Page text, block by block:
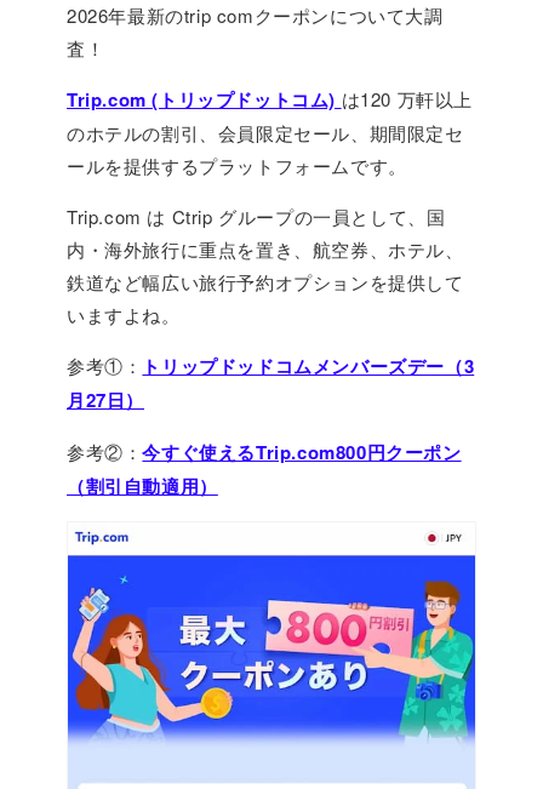
2026年最新のtrip comクーポンについて大調
査！
Trip.com (トリップドットコム) は120 万軒以上
のホテルの割引、会員限定セール、期間限定セ
ールを提供するプラットフォームです。
Trip.com は Ctrip グループの一員として、国
内・海外旅行に重点を置き、航空券、ホテル、
鉄道など幅広い旅行予約オプションを提供して
いますよね。
参考①： トリップドッドコムメンバーズデー（3
月27日）
参考②：今すぐ使えるTrip.com800円クーポン
（割引自動適用）